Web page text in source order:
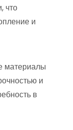
что
и
материалы
и
в